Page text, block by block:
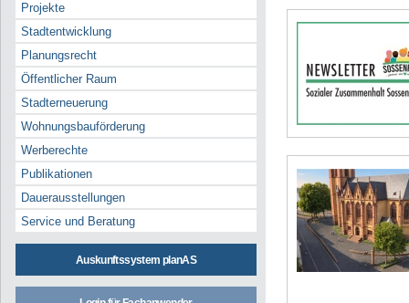
Projekte
Stadtentwicklung
Planungsrecht
Öffentlicher Raum
Stadterneuerung
Wohnungsbauförderung
Werberechte
Publikationen
Dauerausstellungen
Service und Beratung
Auskunftssystem planAS